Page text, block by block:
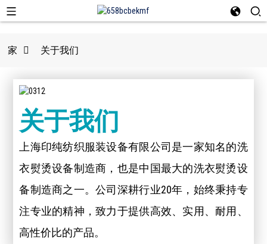
家 关于我们
关于我们
上海印纯纺织服装设备有限公司是一家知名的洗
衣熨烫设备制造商，也是中国最大的洗衣熨烫设
备制造商之一。公司深耕行业20年，始终秉持专
注专业的精神，致力于提供高效、实用、耐用、
高性价比的产品。